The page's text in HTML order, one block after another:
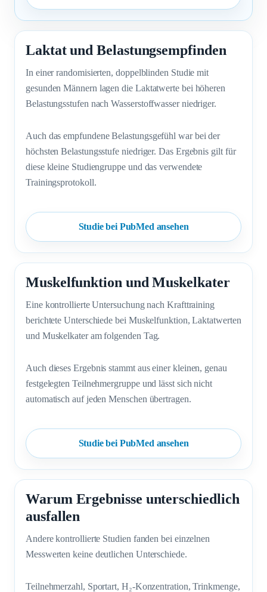
Laktat und Belastungsempfinden
In einer randomisierten, doppelblinden Studie mit
gesunden Männern lagen die Laktatwerte bei höheren
Belastungsstufen nach Wasserstoffwasser niedriger.
Auch das empfundene Belastungsgefühl war bei der
höchsten Belastungsstufe niedriger. Das Ergebnis gilt für
diese kleine Studiengruppe und das verwendete
Trainingsprotokoll.
Studie bei PubMed ansehen
Muskelfunktion und Muskelkater
Eine kontrollierte Untersuchung nach Krafttraining
berichtete Unterschiede bei Muskelfunktion, Laktatwerten
und Muskelkater am folgenden Tag.
Auch dieses Ergebnis stammt aus einer kleinen, genau
festgelegten Teilnehmergruppe und lässt sich nicht
automatisch auf jeden Menschen übertragen.
Studie bei PubMed ansehen
Warum Ergebnisse unterschiedlich
ausfallen
Andere kontrollierte Studien fanden bei einzelnen
Messwerten keine deutlichen Unterschiede.
Teilnehmerzahl, Sportart, H₂-Konzentration, Trinkmenge,